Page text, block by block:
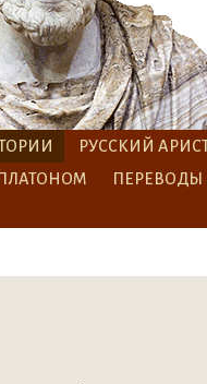
РУССКИЙ
ПЕРЕВОДЫ